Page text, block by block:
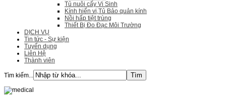
Tủ nuôi cấy Vi Sinh
Kính hiển vi,Tủ Bảo quản kính
Nồi hấp tiệt trùng
Thiết Bị Đo Đạc Môi Trường
DỊCH VỤ
Tin tức - Sự kiện
Tuyển dụng
Liên Hệ
Thành viên
Tìm kiếm...